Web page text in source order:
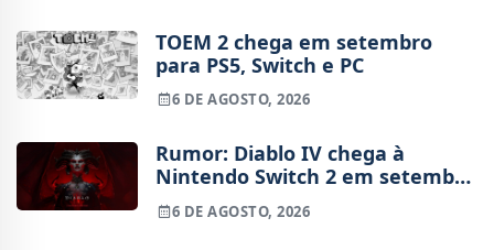
TOEM 2 chega em setembro
para PS5, Switch e PC
6 DE AGOSTO, 2026
Rumor: Diablo IV chega à
Nintendo Switch 2 em setembro
e vai custar o preço de um jogo
novo
6 DE AGOSTO, 2026